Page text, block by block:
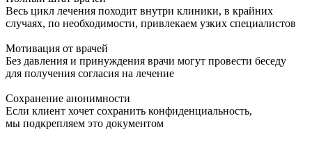
Весь цикл лечения походит внутри клиники, в крайних
случаях, по необходимости, привлекаем узких специалистов
Мотивация от врачей
Без давления и принуждения врачи могут провести беседу
для получения согласия на лечение
Сохранение анонимности
Если клиент хочет сохранить конфиденциальность,
мы подкрепляем это документом